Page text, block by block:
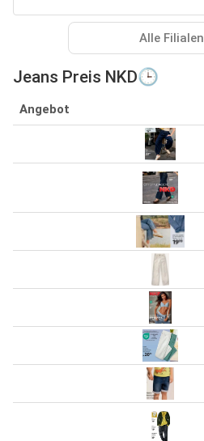
Alle Filialen
Jeans Preis NKD🕒
Angebot